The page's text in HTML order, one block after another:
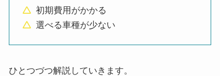
初期費用がかかる
選べる車種が少ない
ひとつづつ解説していきます。